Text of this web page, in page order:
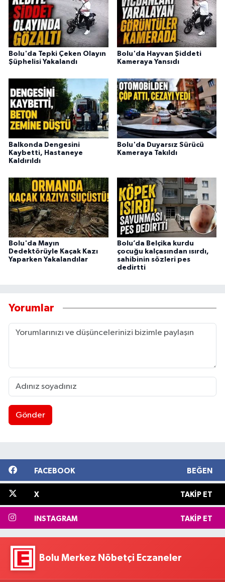
Bolu'da Tepki Çeken Olayın
Şüphelisi Yakalandı
Bolu'da Hayvan Şiddeti
Kameraya Yansıdı
Balkonda Dengesini
Kaybetti, Hastaneye
Kaldırıldı
Bolu'da Duyarsız Sürücü
Kameraya Takıldı
Bolu'da Mayın
Dedektörüyle Kaçak Kazı
Yaparken Yakalandılar
Bolu’da Belçika kurdu
çocuğu kalçasından ısırdı,
sahibinin sözleri pes
dedirtti
Yorumlar
Gönder
FACEBOOK BEĞEN
X TAKIP ET
INSTAGRAM TAKIP ET
Bolu Merkez Nöbetçi Eczaneler